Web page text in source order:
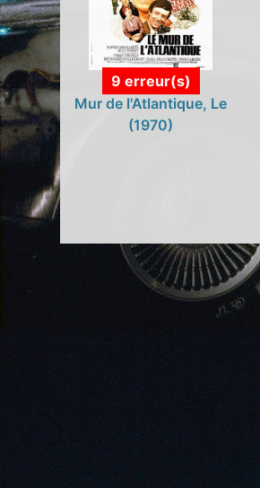
9 erreur(s)
Mur de l'Atlantique, Le
(1970)